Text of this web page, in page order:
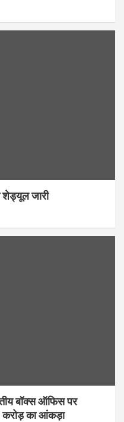
शेड्यूल जारी
बॉक्स ऑफिस पर
करोड़ का आंकड़ा